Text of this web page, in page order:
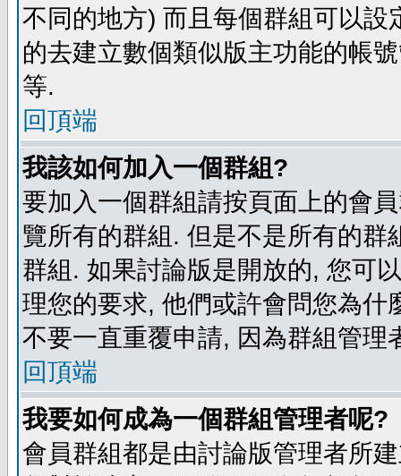
不同的地方) 而且每個群組可以
的去建立數個類似版主功能的帳
等.
回頂端
我該如何加入一個群組?
要加入一個群組請按頁面上的會
覽所有的群組. 但是不是所有的
群組. 如果討論版是開放的, 您可
理您的要求, 他們或許會問您為
不要一直重覆申請, 因為群組管理
回頂端
我要如何成為一個群組管理者呢?
會員群組都是由討論版管理者所